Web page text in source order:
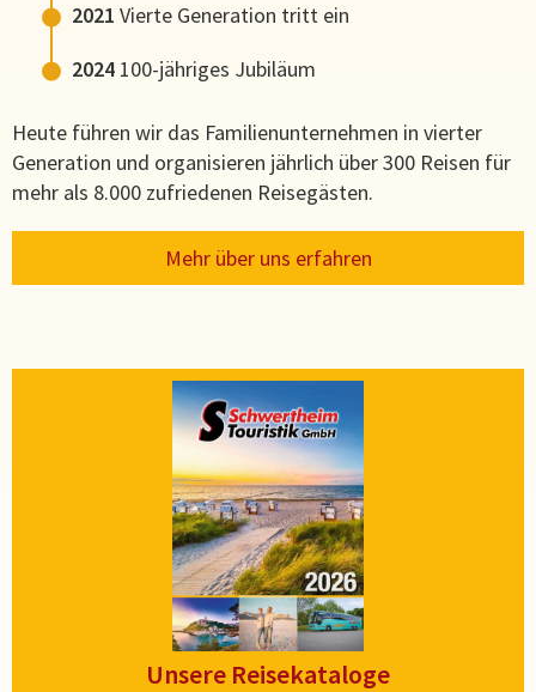
2021 Vierte Generation tritt ein
2024 100-jähriges Jubiläum
Heute führen wir das Familienunternehmen in vierter
Generation und organisieren jährlich über 300 Reisen für
mehr als 8.000 zufriedenen Reisegästen.
Mehr über uns erfahren
Unsere Reisekataloge